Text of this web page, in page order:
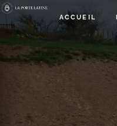
ACCUEIL